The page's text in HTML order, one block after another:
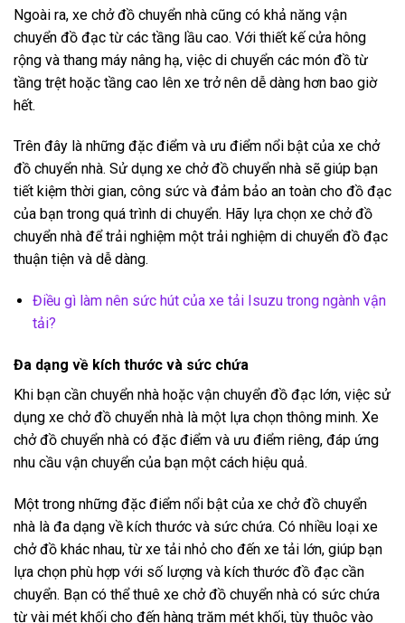
Ngoài ra, xe chở đồ chuyển nhà cũng có khả năng vận
chuyển đồ đạc từ các tầng lầu cao. Với thiết kế cửa hông
rộng và thang máy nâng hạ, việc di chuyển các món đồ từ
tầng trệt hoặc tầng cao lên xe trở nên dễ dàng hơn bao giờ
hết.
Trên đây là những đặc điểm và ưu điểm nổi bật của xe chở
đồ chuyển nhà. Sử dụng xe chở đồ chuyển nhà sẽ giúp bạn
tiết kiệm thời gian, công sức và đảm bảo an toàn cho đồ đạc
của bạn trong quá trình di chuyển. Hãy lựa chọn xe chở đồ
chuyển nhà để trải nghiệm một trải nghiệm di chuyển đồ đạc
thuận tiện và dễ dàng.
Điều gì làm nên sức hút của xe tải Isuzu trong ngành vận
tải?
Đa dạng về kích thước và sức chứa
Khi bạn cần chuyển nhà hoặc vận chuyển đồ đạc lớn, việc sử
dụng xe chở đồ chuyển nhà là một lựa chọn thông minh. Xe
chở đồ chuyển nhà có đặc điểm và ưu điểm riêng, đáp ứng
nhu cầu vận chuyển của bạn một cách hiệu quả.
Một trong những đặc điểm nổi bật của xe chở đồ chuyển
nhà là đa dạng về kích thước và sức chứa. Có nhiều loại xe
chở đồ khác nhau, từ xe tải nhỏ cho đến xe tải lớn, giúp bạn
lựa chọn phù hợp với số lượng và kích thước đồ đạc cần
chuyển. Bạn có thể thuê xe chở đồ chuyển nhà có sức chứa
từ vài mét khối cho đến hàng trăm mét khối, tùy thuộc vào